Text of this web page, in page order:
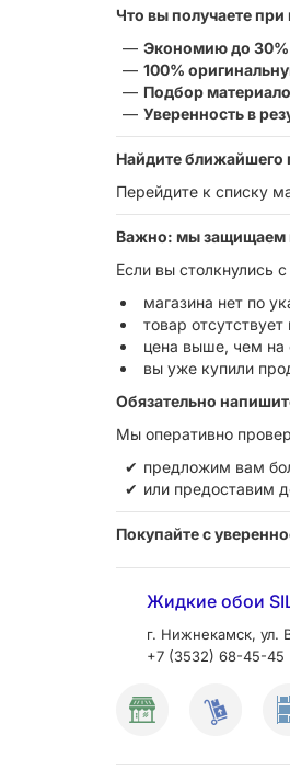
Что вы получаете
Экономию до 30%
100%
Подбор
Уверенность в
Найдите ближайшего
Перейдите к списку
Важно: мы защищаем
Если вы столкнулись
магазина нет по
товар отсутствует
цена выше, чем на
вы уже купили
Обязательно
Мы оперативно
предложим вам
или предоставим
Покупайте с
Жидкие обои
г. Нижнекамск, ул.
+7 (3532) 68-45-45